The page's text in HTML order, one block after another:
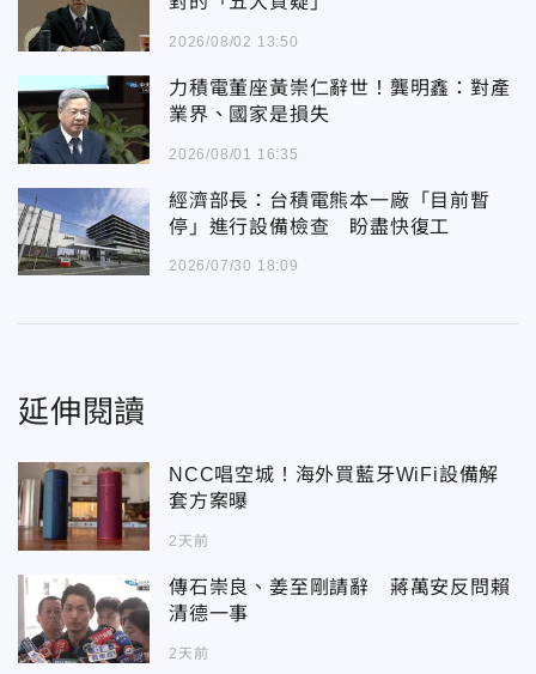
2026/08/02 13:50
力積電董座黃崇仁辭世！龔明鑫：對產
業界、國家是損失
2026/08/01 16:35
經濟部長：台積電熊本一廠「目前暫
停」進行設備檢查 盼盡快復工
2026/07/30 18:09
延伸閱讀
NCC唱空城！海外買藍牙WiFi設備解
套方案曝
2天前
傳石崇良、姜至剛請辭 蔣萬安反問賴
清德一事
2天前